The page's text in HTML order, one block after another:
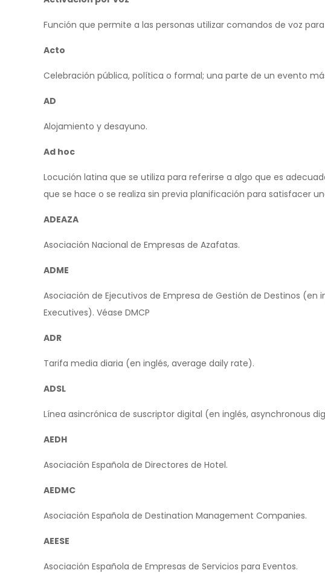
Función que permite a las personas utilizar comandos de voz
Acto
Celebración pública, política o formal; una parte de un evento
AD
Alojamiento y desayuno.
Ad hoc
Locución latina que se utiliza para referirse a algo que es
que se hace o se realiza sin previa planificación para satisfacer
ADEAZA
Asociación Nacional de Empresas de Azafatas.
ADME
Asociación de Ejecutivos de Empresa de Gestión de Destinos
Executives). Véase DMCP
ADR
Tarifa media diaria (en inglés, average daily rate).
ADSL
Línea asincrónica de suscriptor digital (en inglés, asynchronous
AEDH
Asociación Española de Directores de Hotel.
AEDMC
Asociación Española de Destination Management Companies.
AEESE
Asociación Española de Empresas de Servicios para Eventos.